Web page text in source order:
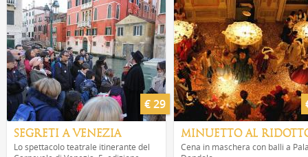
€ 29
SEGRETI A VENEZIA
Lo spettacolo teatrale itinerante del
MINUETTO AL
Cena in maschera con balli a